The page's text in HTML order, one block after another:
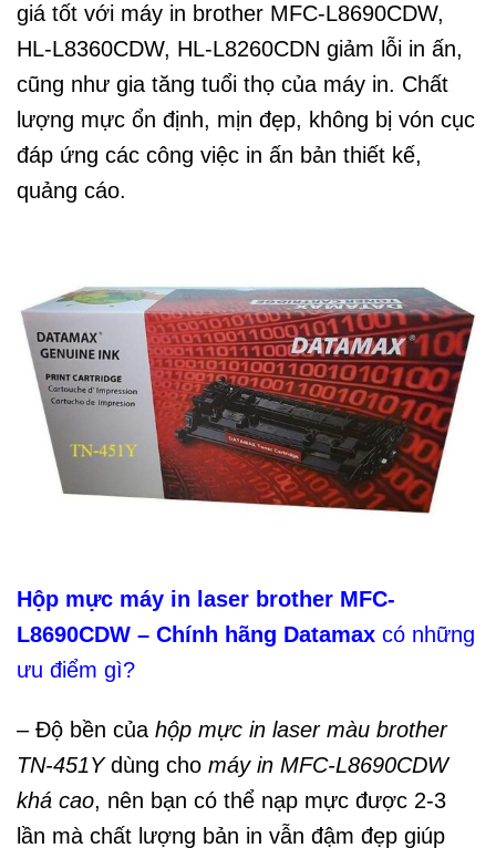
giá tốt với máy in brother MFC-L8690CDW,
HL-L8360CDW, HL-L8260CDN giảm lỗi in ấn,
cũng như gia tăng tuổi thọ của máy in. Chất
lượng mực ổn định, mịn đẹp, không bị vón cục
đáp ứng các công việc in ấn bản thiết kế,
quảng cáo.
Hộp mực máy in laser brother MFC-
L8690CDW – Chính hãng Datamax có những
ưu điểm gì?
– Độ bền của hộp mực in laser màu brother
TN-451Ydùng cho máy in MFC-L8690CDW
khá cao, nên bạn có thể nạp mực được 2-3
lần mà chất lượng bản in vẫn đậm đẹp giúp